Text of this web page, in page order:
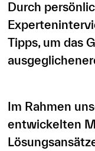
Durch
Tipps, um das
Im Rahmen
entwickelten